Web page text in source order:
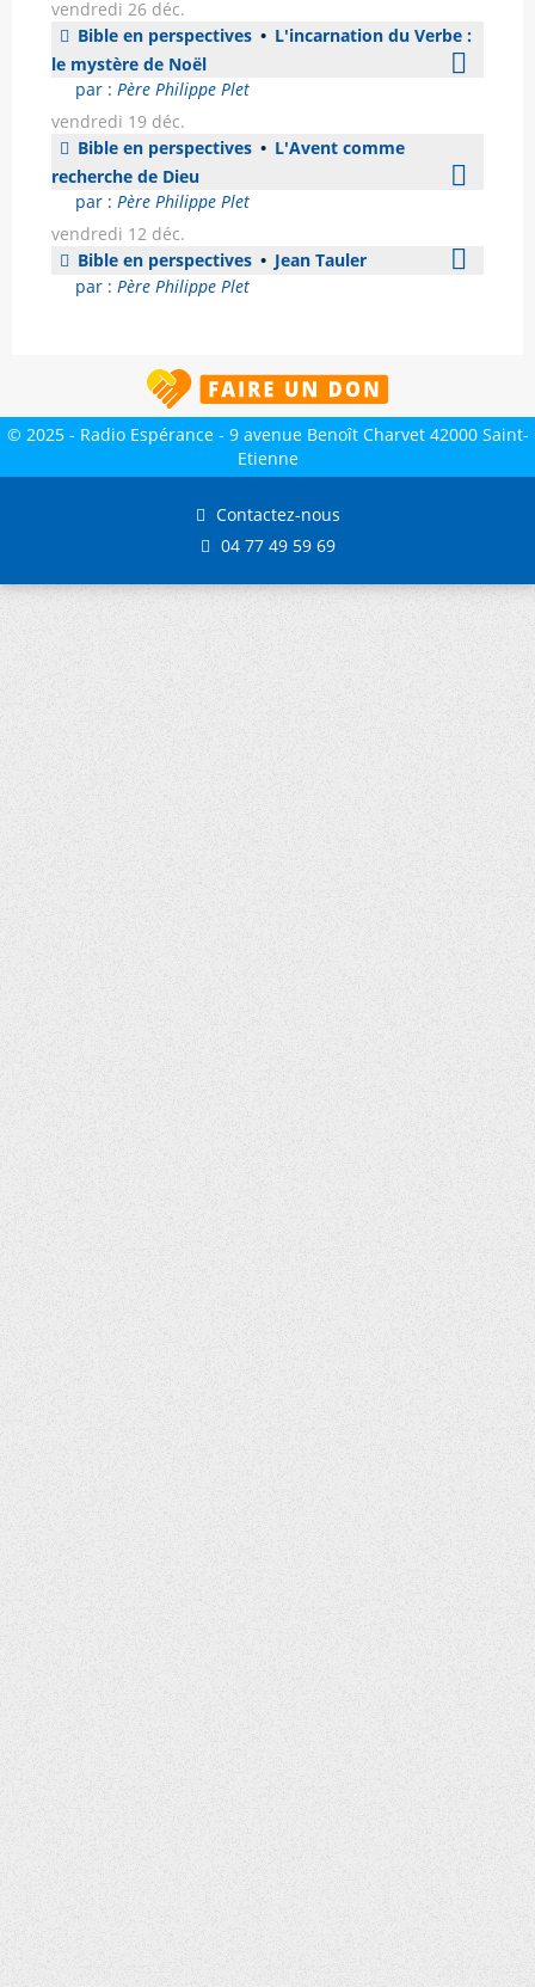
vendredi 26 déc.
Bible en perspectives • L'incarnation du Verbe :
le mystère de Noël
par : Père Philippe Plet
vendredi 19 déc.
Bible en perspectives • L'Avent comme
recherche de Dieu
par : Père Philippe Plet
vendredi 12 déc.
Bible en perspectives • Jean Tauler
par : Père Philippe Plet
© 2025 - Radio Espérance - 9 avenue Benoît Charvet 42000 Saint-
Etienne
Contactez-nous
04 77 49 59 69